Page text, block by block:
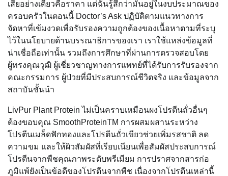
เสียอย่างเดียวคือราคา แต่ฉันรู้สึกว่ามันอยู่ในงบประมาณของ
ครอบครัวในตอนนี้ Doctor’s Ask ปฏิบัติตามแนวทางการ
จัดหาที่เข้มงวดเพื่อรับรองความถูกต้องของเนื้อหาตามที่ระบุ
ไว้ในนโยบายด้านบรรณาธิการของเรา เราใช้แหล่งข้อมูลที่
น่าเชื่อถือเท่านั้น รวมถึงการศึกษาที่ผ่านการตรวจสอบโดย
ผู้ทรงคุณวุฒิ ผู้เชี่ยวชาญทางการแพทย์ที่ได้รับการรับรองจาก
คณะกรรมการ ผู้ป่วยที่มีประสบการณ์ชีวิตจริง และข้อมูลจาก
สถาบันชั้นนำ
LivPur Plant Protein ไม่เป็นคราบเหมือนผงโปรตีนถั่วอื่นๆ
ต้องขอบคุณ SmoothProteinTM การผสมผสานระหว่าง
โปรตีนเมล็ดฟักทองและโปรตีนถั่วเขียวช่วยเพิ่มรสชาติ ลด
ความขม และให้ผิวสัมผัสที่เรียบเนียนเพื่อสัมผัสประสบการณ์
โปรตีนจากพืชคุณภาพระดับพรีเมียม การปราศจากสารก่อ
ภูมิแพ้ยังเป็นข้อดีของโปรตีนจากพืช เนื่องจากโปรตีนเหล่านี้